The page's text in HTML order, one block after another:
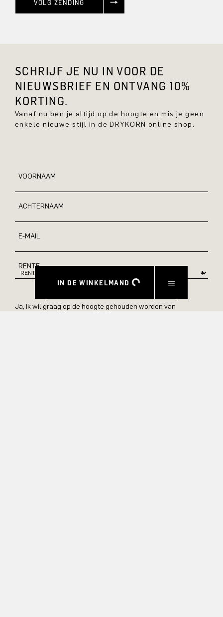
IN DE WINKELMAND
VOLG ZENDING
SCHRIJF JE NU IN VOOR DE
NIEUWSBRIEF EN ONTVANG 10%
KORTING.
Vanaf nu ben je altijd op de hoogte en mis je geen
enkele nieuwe stijl in de DRYKORN online shop.
VOORNAAM
ACHTERNAAM
E-MAIL
RENTE
Ja, ik wil graag op de hoogte gehouden worden van